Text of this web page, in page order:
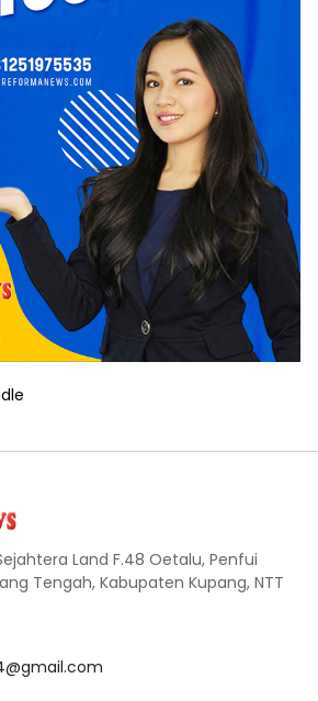
Land F.48 Oetalu, Penfui
Tengah, Kabupaten Kupang, NTT